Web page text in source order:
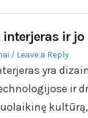
ir jo
Leave a Reply
yra
ir